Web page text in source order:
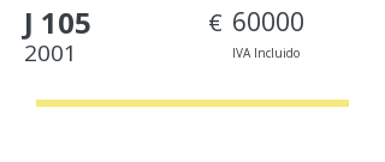
J 105
2001
€ 60000
IVA Incluido